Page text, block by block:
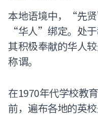
本地语境中，“先
“华人”绑定。处
其积极奉献的华人
称谓。
在1970年代学校教
前，遍布各地的英